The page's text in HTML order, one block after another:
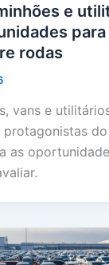
e
para
rodas
vans e
protagonistas
as